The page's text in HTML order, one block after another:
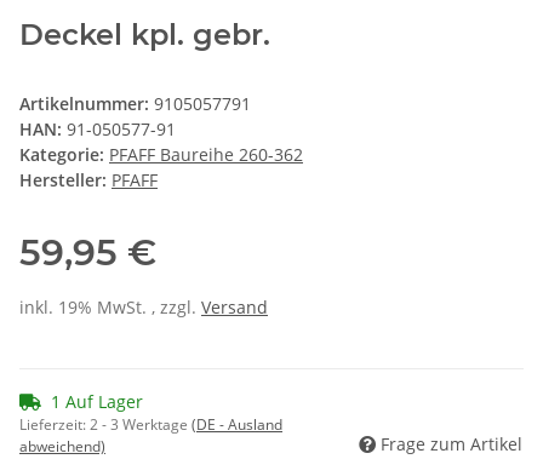
Deckel kpl. gebr.
Artikelnummer: 9105057791
HAN: 91-050577-91
Kategorie: PFAFF Baureihe 260-362
Hersteller: PFAFF
59,95 €
inkl. 19% MwSt. , zzgl. Versand
1 Auf Lager
Lieferzeit:2 - 3 Werktage (DE - Ausland
abweichend)
Frage zum Artikel